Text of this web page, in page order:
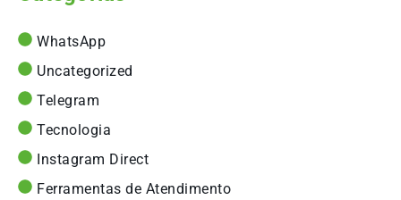
WhatsApp
Uncategorized
Telegram
Tecnologia
Instagram Direct
Ferramentas de Atendimento